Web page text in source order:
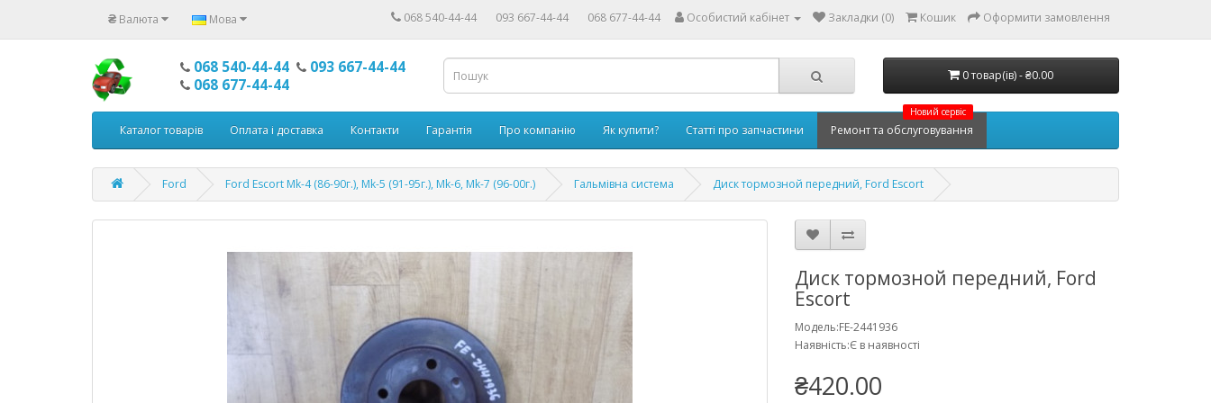
₴ Валюта Мова 068 540-44-44 093 667-44-44 068 677-44-44 Особистий кабінет Закладки (0) Кошик Оформити замовлення
068 540-44-44
093 667-44-44
068 677-44-44
0 товар(ів) - ₴0.00
Каталог товарів Оплата і доставка Контакти Гарантія Про компанію Як купити? Статті про запчастини
Новий сервіс
Ремонт та обслуговування
Ford Ford Escort Mk-4 (86-90г.), Mk-5 (91-95г.), Mk-6, Mk-7 (96-00г.) Гальмівна система Диск тормозной передний, Ford Escort
Диск тормозной передний, Ford
Escort
Модель:FE-2441936
Наявність:Є в наявності
₴420.00